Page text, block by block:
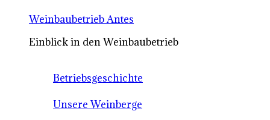
Weinbaubetrieb Antes
Einblick in den Weinbaubetrieb
Betriebsgeschichte
Unsere Weinberge